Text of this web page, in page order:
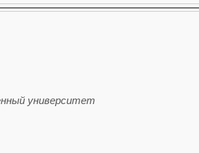
университет